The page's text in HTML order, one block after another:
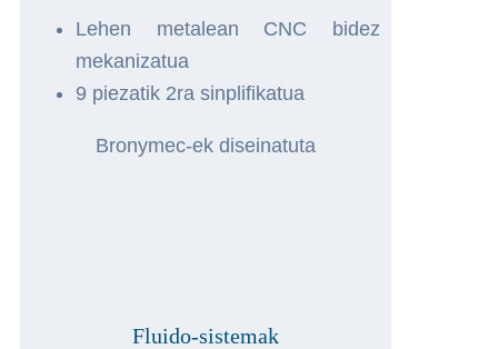
Lehen metalean CNC bidez
mekanizatua
9 piezatik 2ra sinplifikatua
Bronymec-ek diseinatuta
Fluido-sistemak